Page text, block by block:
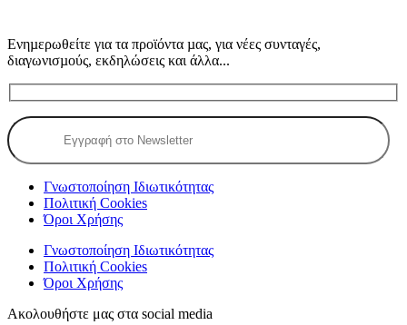
Ενηµερωθείτε για τα προϊόντα µας, για νέες συνταγές,
διαγωνισµούς, εκδηλώσεις και άλλα...
Γνωστοποίηση Ιδιωτικότητας
Πολιτική Cookies
Όροι Χρήσης
Γνωστοποίηση Ιδιωτικότητας
Πολιτική Cookies
Όροι Χρήσης
Ακολουθήστε μας στα social media